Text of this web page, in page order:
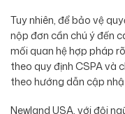
Tuy nhiên, để bảo vệ
nộp đơn cần chú ý đến
mối quan hệ hợp pháp
theo quy định CSPA và
theo hướng dẫn cập
Newland USA, với đội